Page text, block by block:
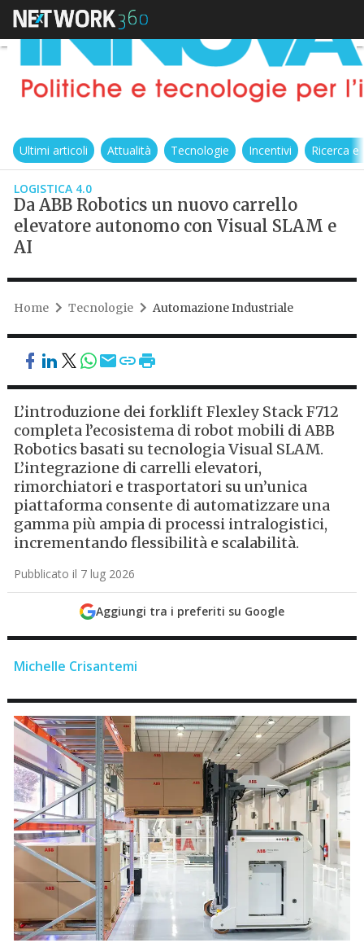
Ultimi articoli Attualità Tecnologie Incentivi Ricerca
LOGISTICA 4.0
Da ABB Robotics un nuovo carrello
elevatore autonomo con Visual SLAM e
AI
Home Tecnologie Automazione Industriale
L’introduzione dei forklift Flexley Stack F712
completa l’ecosistema di robot mobili di ABB
Robotics basati su tecnologia Visual SLAM.
L’integrazione di carrelli elevatori,
rimorchiatori e trasportatori su un’unica
piattaforma consente di automatizzare una
gamma più ampia di processi intralogistici,
incrementando flessibilità e scalabilità.
Pubblicato il 7 lug 2026
Aggiungi tra i preferiti su Google
Michelle Crisantemi